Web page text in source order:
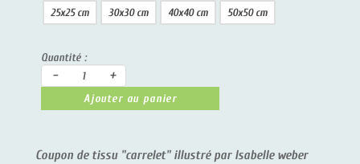
25x25 cm 30x30 cm 40x40 cm 50x50 cm
Quantité :
- +
Ajouter au panier
Coupon de tissu "carrelet" illustré par Isabelle weber